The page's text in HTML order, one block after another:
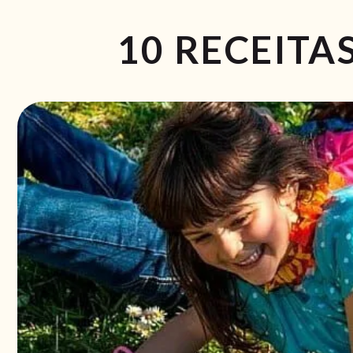
10